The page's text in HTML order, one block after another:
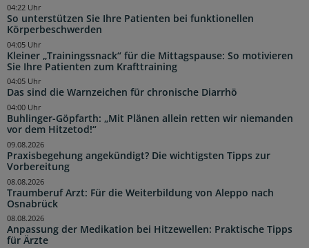
So unterstützen Sie Ihre Patienten bei funktionellen
Körperbeschwerden
04:22 Uhr
Kleiner „Trainingssnack“ für die Mittagspause: So motivieren
Sie Ihre Patienten zum Krafttraining
04:05 Uhr
Das sind die Warnzeichen für chronische Diarrhö
04:05 Uhr
Buhlinger-Göpfarth: „Mit Plänen allein retten wir niemanden
vor dem Hitzetod!“
04:00 Uhr
Praxisbegehung angekündigt? Die wichtigsten Tipps zur
Vorbereitung
09.08.2026
Traumberuf Arzt: Für die Weiterbildung von Aleppo nach
Osnabrück
08.08.2026
Anpassung der Medikation bei Hitzewellen: Praktische Tipps
für Ärzte
08.08.2026